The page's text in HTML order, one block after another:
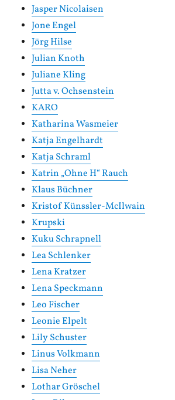
Jasper Nicolaisen
Jone Engel
Jörg Hilse
Julian Knoth
Juliane Kling
Jutta v. Ochsenstein
KARO
Katharina Wasmeier
Katja Engelhardt
Katja Schraml
Katrin „Ohne H“ Rauch
Klaus Büchner
Kristof Künssler-McIlwain
Krupski
Kuku Schrapnell
Lea Schlenker
Lena Kratzer
Lena Speckmann
Leo Fischer
Leonie Elpelt
Lily Schuster
Linus Volkmann
Lisa Neher
Lothar Gröschel